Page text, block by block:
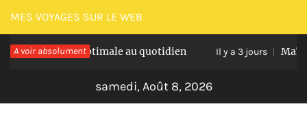
Passer
au
contenu
MES VOYAGES SUR LE WEB
A voir absolument
optimale au quotidien Il y a 3 jours Maîtriser les
samedi, Août 8, 2026